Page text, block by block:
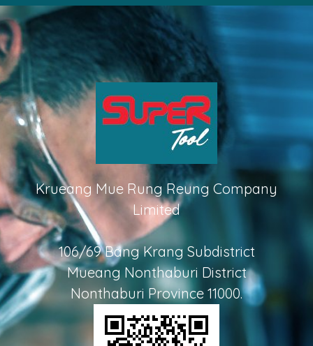
Krueang Mue Rung Reung Company
Limited
106/69 Bang Krang Subdistrict
Mueang Nonthaburi District
Nonthaburi Province 11000.